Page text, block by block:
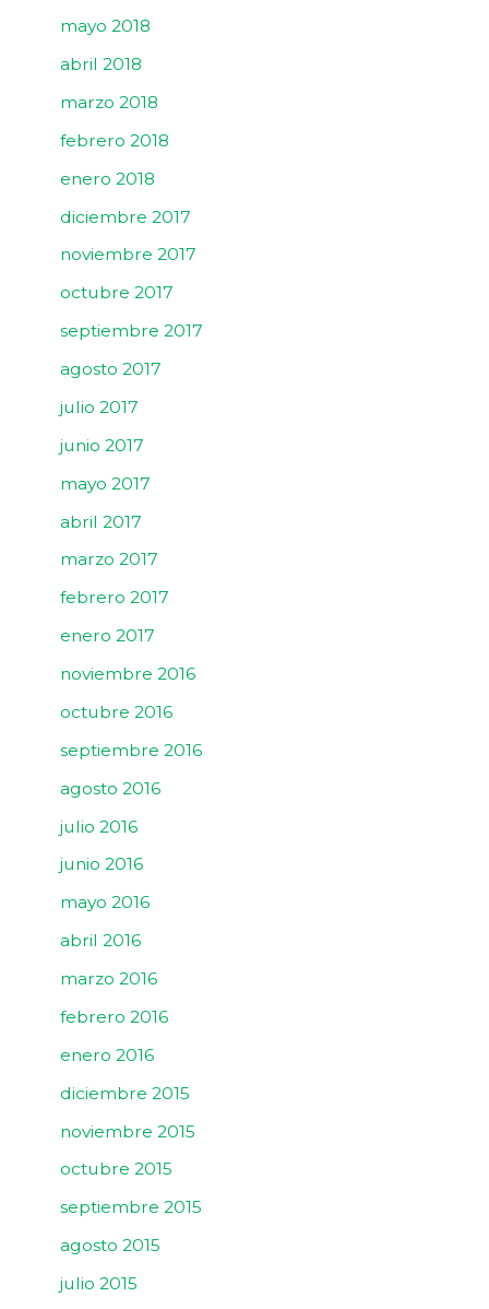
mayo 2018
abril 2018
marzo 2018
febrero 2018
enero 2018
diciembre 2017
noviembre 2017
octubre 2017
septiembre 2017
agosto 2017
julio 2017
junio 2017
mayo 2017
abril 2017
marzo 2017
febrero 2017
enero 2017
noviembre 2016
octubre 2016
septiembre 2016
agosto 2016
julio 2016
junio 2016
mayo 2016
abril 2016
marzo 2016
febrero 2016
enero 2016
diciembre 2015
noviembre 2015
octubre 2015
septiembre 2015
agosto 2015
julio 2015